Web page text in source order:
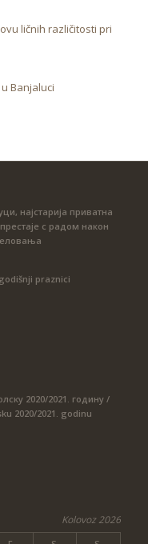
ličnih različitosti pri
Banjaluci
најстарија приватна
с радом након
praznici
2020/2021. годину /
2020/2021. godinu
Kolovoz 2026